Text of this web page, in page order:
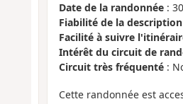
Date de la randonnée:
Fiabilité de la description
Facilité à suivre
Intérêt du circuit de
Circuit très fréquenté:
Cette randonnée est